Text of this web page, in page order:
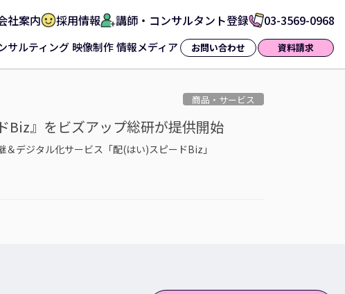
社案内 採用情報 講師・コンサルタント登録 03-3569-0968
サルティング 映像制作情報メディア お問い合わせ 資料請求
商品・サービス
Biz』をビズアップ総研が提供開始
デジタル化サービス「配(はい)スピードBiz」